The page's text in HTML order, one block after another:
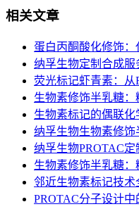
相关文章
蛋白丙酮酸化修饰
纳孚生物定制合成
荧光标记虾青素：
生物素修饰半乳糖
生物素标记的偶联
纳孚生物生物素修饰
纳孚生物PROTAC
生物素修饰半乳糖
邻近生物素标记技术
PROTAC分子设计